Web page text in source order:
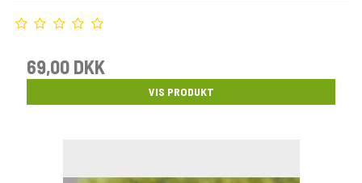
69,00 DKK
VIS PRODUKT